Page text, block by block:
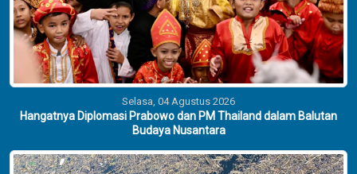
Selasa, 04 Agustus 2026
Hangatnya Diplomasi Prabowo dan PM Thailand dalam Balutan
Budaya Nusantara